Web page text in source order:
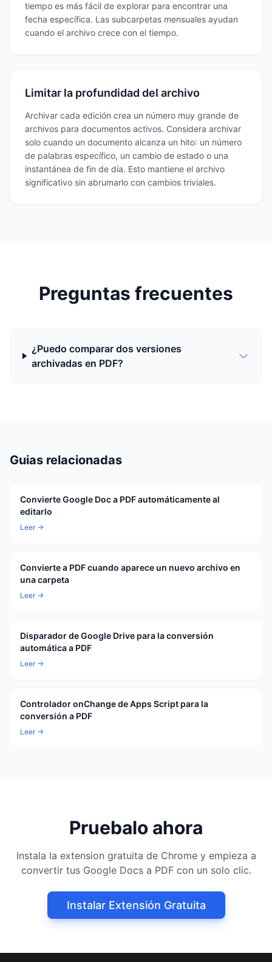
tiempo es más fácil de explorar para encontrar una
fecha específica. Las subcarpetas mensuales ayudan
cuando el archivo crece con el tiempo.
Limitar la profundidad del archivo
Archivar cada edición crea un número muy grande de
archivos para documentos activos. Considera archivar
solo cuando un documento alcanza un hito: un número
de palabras específico, un cambio de estado o una
instantánea de fin de día. Esto mantiene el archivo
significativo sin abrumarlo con cambios triviales.
Preguntas frecuentes
¿Puedo comparar dos versiones
archivadas en PDF?
Guias relacionadas
Convierte Google Doc a PDF automáticamente al
editarlo
Leer →
Convierte a PDF cuando aparece un nuevo archivo en
una carpeta
Leer →
Disparador de Google Drive para la conversión
automática a PDF
Leer →
Controlador onChange de Apps Script para la
conversión a PDF
Leer →
Pruebalo ahora
Instala la extension gratuita de Chrome y empieza a
convertir tus Google Docs a PDF con un solo clic.
Instalar Extensión Gratuita